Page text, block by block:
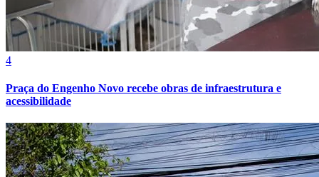
4
Praça do Engenho Novo recebe obras de infraestrutura e
acessibilidade